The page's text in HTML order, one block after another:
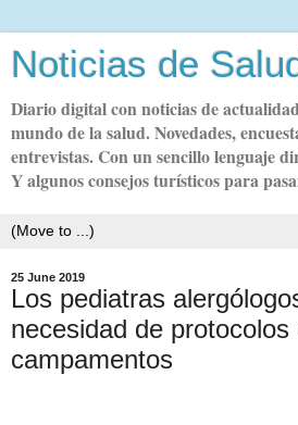
Noticias de
Diario digital con noticias de
mundo de la salud. Novedades,
entrevistas. Con un sencillo lenguaje
Y algunos consejos turísticos para
25 June 2019
Los pediatras
necesidad de
campamentos